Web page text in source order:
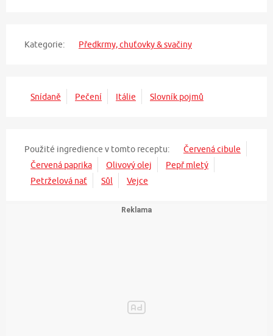
Kategorie: Předkrmy, chuťovky & svačiny
Snídaně Pečení Itálie Slovník pojmů
Použité ingredience v tomto receptu:
Červená cibule
Červená paprika
Olivový olej
Pepř mletý
Petrželová nať
Sůl Vejce